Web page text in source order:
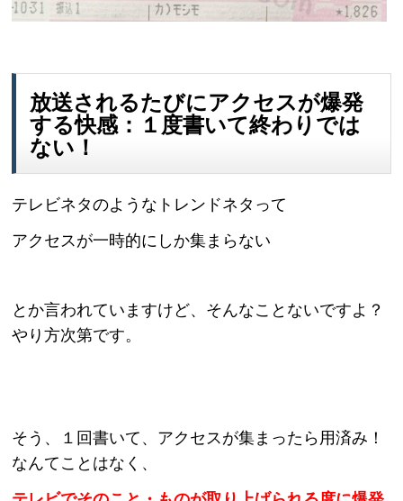
放送されるたびにアクセスが爆発
する快感：１度書いて終わりでは
ない！
テレビネタのようなトレンドネタって
アクセスが一時的にしか集まらない
とか言われていますけど、そんなことないですよ？
やり方次第です。
そう、
１回書いて、アクセスが集まったら用済み！
なんてことはなく、